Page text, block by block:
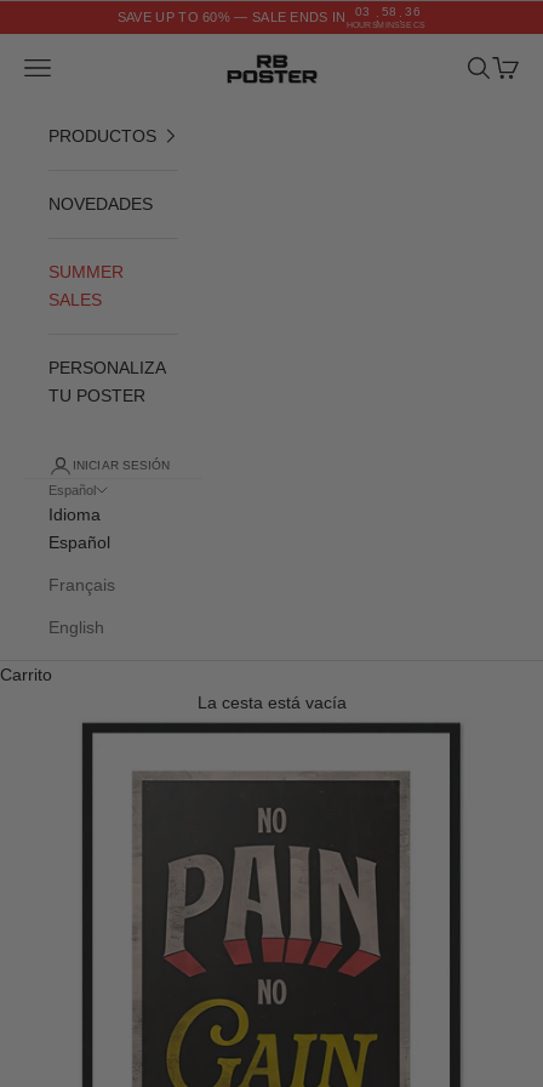
SAVE UP TO 60% — SALE ENDS IN 03
HOURS
: 58
MINS
: 36
SECS
RB POSTER
Menú Buscar
Cesta
PRODUCTOS
NOVEDADES
SUMMER
SALES
PERSONALIZA
TU POSTER
INICIAR SESIÓN
Español
Idioma
Español
Français
English
Carrito
La cesta está vacía